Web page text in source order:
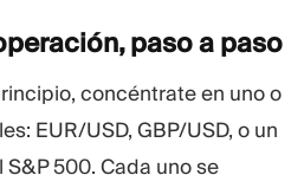
paso a paso
concéntrate en uno o
EUR/USD, GBP/USD, o un
500. Cada uno se